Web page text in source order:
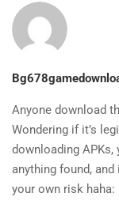
Anyone download
Wondering if it’s
downloading APKs,
anything found,
your own risk haha: